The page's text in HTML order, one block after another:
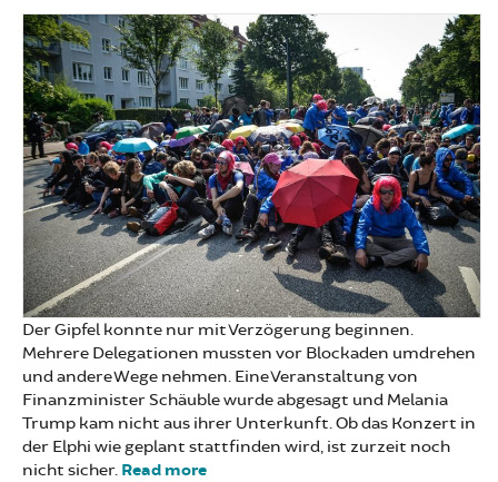
Der Gipfel konnte nur mit Verzögerung beginnen.
Mehrere Delegationen mussten vor Blockaden umdrehen
und andere Wege nehmen. Eine Veranstaltung von
Finanzminister Schäuble wurde abgesagt und Melania
Trump kam nicht aus ihrer Unterkunft. Ob das Konzert in
der Elphi wie geplant stattfinden wird, ist zurzeit noch
nicht sicher. Read more